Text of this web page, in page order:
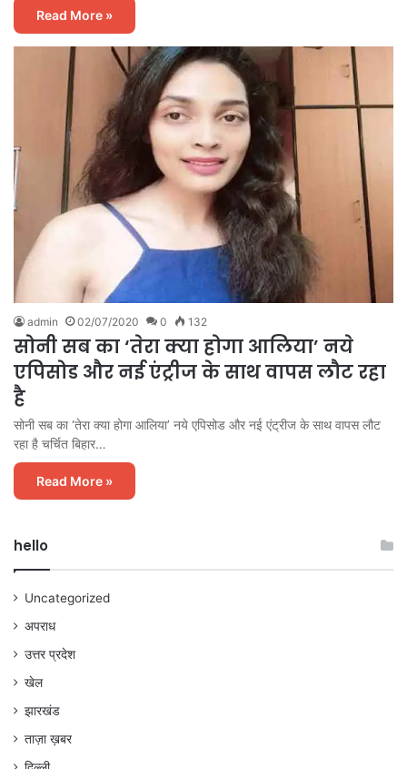
Read More »
admin 02/07/2020 0 132
सोनी सब का ‘तेरा क्‍या होगा आलिया’ नये
एपिसोड और नई एंट्रीज के साथ वापस लौट रहा
है
सोनी सब का ‘तेरा क्‍या होगा आलिया’ नये एपिसोड और नई एंट्रीज के साथ वापस लौट
रहा है चर्चित बिहार…
Read More »
hello
Uncategorized
अपराध
उत्तर प्रदेश
खेल
झारखंड
ताज़ा ख़बर